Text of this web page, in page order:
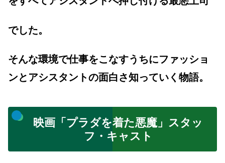
でした。
そんな環境で仕事をこなすうちにファッショ
ンとアシスタントの面白さ知っていく物語。
映画「プラダを着た悪魔」スタッ
フ・キャスト